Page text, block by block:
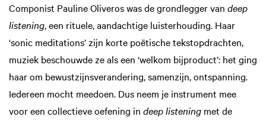
Componist Pauline Oliveros was de grondlegger van deep
listening, een rituele, aandachtige luisterhouding. Haar
‘sonic meditations’ zijn korte poëtische tekstopdrachten,
muziek beschouwde ze als een ‘welkom bijproduct’: het ging
haar om bewustzijnsverandering, samenzijn, ontspanning.
Iedereen mocht meedoen. Dus neem je instrument mee
voor een collectieve oefening in deep listening met de